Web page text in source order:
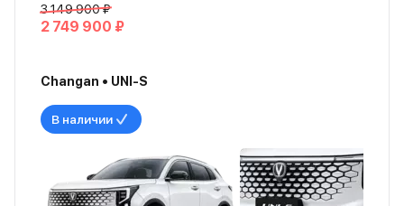
3 149 900 ₽
2 749 900 ₽
Changan • UNI-S
В наличии